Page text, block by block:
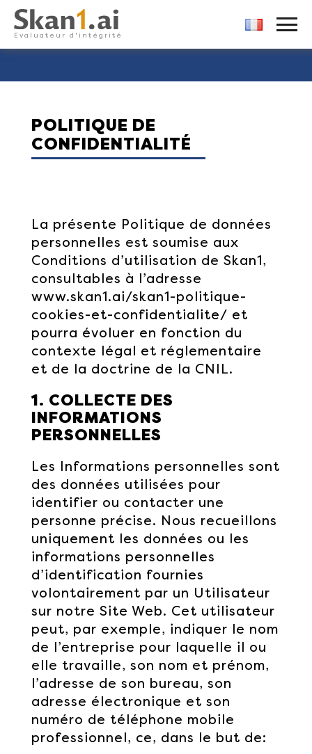
Skip
Skan1
Evaluateur d'intégrité
PRIMARY MENU
POLITIQUE DE
CONFIDENTIALITÉ
La présente Politique de données
personnelles est soumise aux
Conditions d’utilisation de Skan1,
consultables à l’adresse
www.skan1.ai/skan1-politique-
cookies-et-confidentialite/ et
pourra évoluer en fonction du
contexte légal et réglementaire
et de la doctrine de la CNIL.
1. COLLECTE DES
INFORMATIONS
PERSONNELLES
Les Informations personnelles sont
des données utilisées pour
identifier ou contacter une
personne précise. Nous recueillons
uniquement les données ou les
informations personnelles
d’identification fournies
volontairement par un Utilisateur
sur notre Site Web. Cet utilisateur
peut, par exemple, indiquer le nom
de l’entreprise pour laquelle il ou
elle travaille, son nom et prénom,
l’adresse de son bureau, son
adresse électronique et son
numéro de téléphone mobile
professionnel, ce, dans le but de: